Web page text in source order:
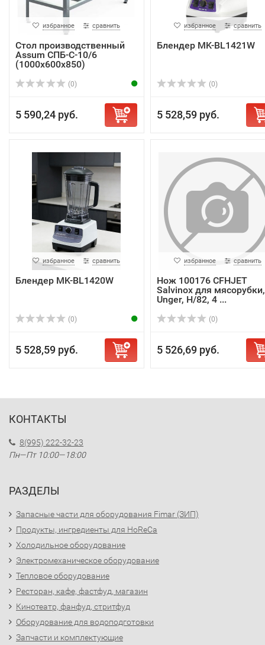
избранное сравнить
Стол производственный
Assum СПБ-С-10/6
(1000х600х850)
(0)
5 590,24 руб.
избранное сравнить
Блендер MK-BL1421W
(0)
5 528,59 руб.
избранное сравнить
Блендер MK-BL1420W
(0)
5 528,59 руб.
избранное сравнить
Нож 100176 CFHJET
Salvinox для мясорубки,
Unger, H/82, 4 ...
(0)
5 526,69 руб.
КОНТАКТЫ
8(995) 222-32-23
Пн—Пт 10:00—18:00
РАЗДЕЛЫ
Запасные части для оборудования Fimar (ЗИП)
Продукты, ингредиенты для HoReCa
Холодильное оборудование
Электромеханическое оборудование
Тепловое оборудование
Ресторан, кафе, фастфуд, магазин
Кинотеатр, фанфуд, стритфуд
Оборудование для водоподготовки
Запчасти и комплектующие